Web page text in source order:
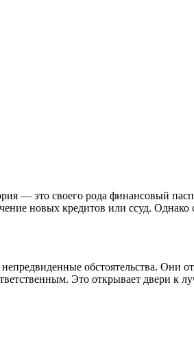
— это своего рода финансовый
новых кредитов или ссуд.
обстоятельства. Они
Это открывает двери к